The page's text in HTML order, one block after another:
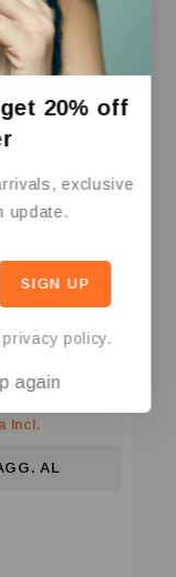
AGG. AL
Incl.
AL
20% off
exclusive
update.
policy.
again